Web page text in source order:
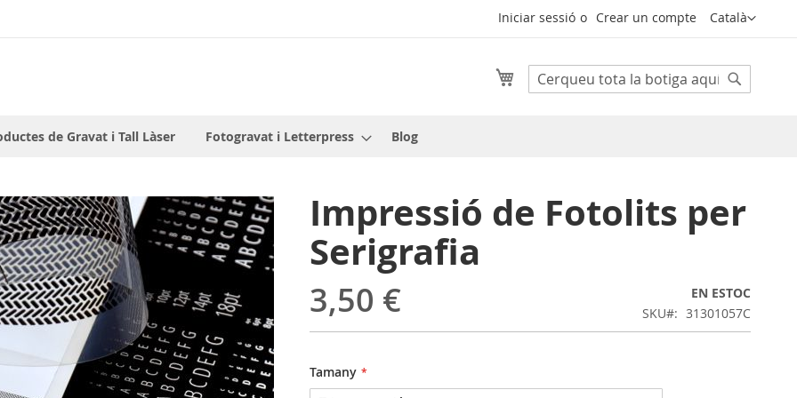
Llenguatge
Català
Iniciar sessió Crear un compte
Cerca
Cistella
de Gravat i Tall Làser Fotogravat i Letterpress Blog
Impressió de Fotolits per
Serigrafia
3,50 €
EN ESTOC
SKU
31301057C
Tamany